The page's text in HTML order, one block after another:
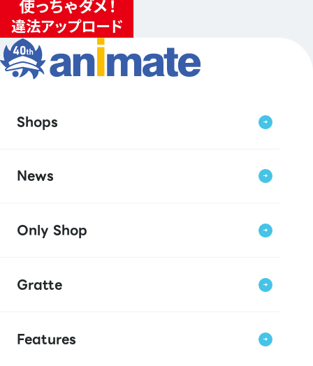
Shops
News
Only Shop
Gratte
Features